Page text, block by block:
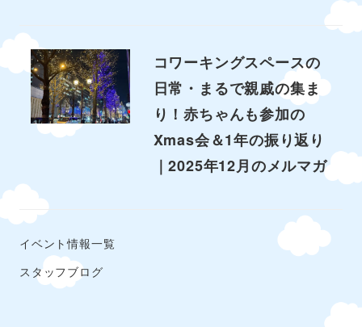
コワーキングスペースの
日常・まるで親戚の集ま
り！赤ちゃんも参加の
Xmas会＆1年の振り返り
｜2025年12月のメルマガ
イベント情報一覧
スタッフブログ